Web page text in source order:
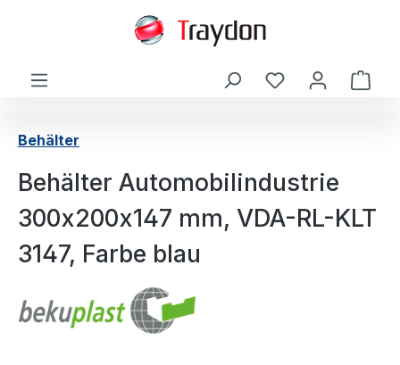
Behälter
Behälter Automobilindustrie
300x200x147 mm, VDA-RL-KLT
3147, Farbe blau